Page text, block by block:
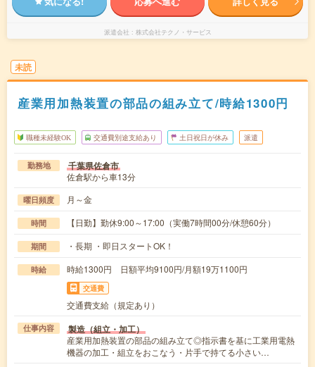
派遣会社 株式会社テクノ・サービス
未読
産業用加熱装置の部品の組み立て/時給1300円
職種未経験OK 交通費別途支給あり 土日祝日が休み 派遣
勤務地 千葉県佐倉市
佐倉駅から車13分
曜日頻度 月～金
時間 【日勤】勤休9:00～17:00（実働7時間00分/休憩60分）
期間 ・長期 ・即日スタートOK！
時給 時給1300円 日額平均9100円/月額19万1100円
交通費
交通費支給（規定あり）
仕事内容 製造（組立・加工）
産業用加熱装置の部品の組み立て◎指示書を基に工業用電熱
機器の加工・組立をおこなう・片手で持てる小さい…